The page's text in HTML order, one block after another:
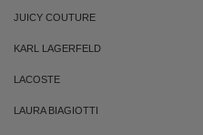
JUICY COUTURE
KARL LAGERFELD
LACOSTE
LAURA BIAGIOTTI